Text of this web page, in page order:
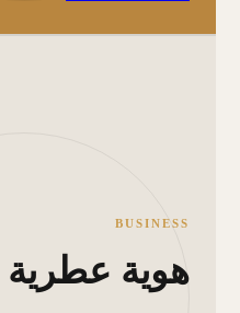
BUSINESS
هوية عطرية